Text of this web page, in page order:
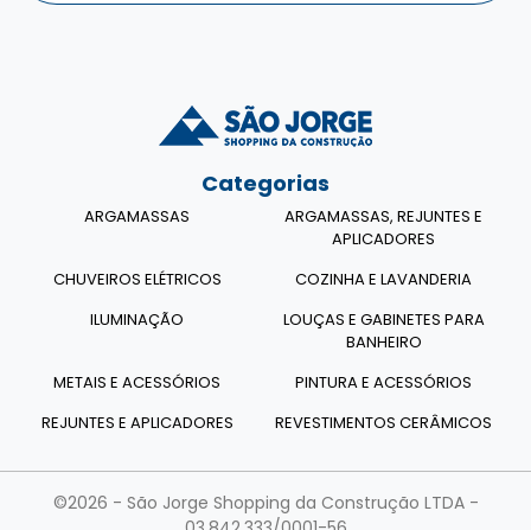
Categorias
ARGAMASSAS
ARGAMASSAS, REJUNTES E
APLICADORES
CHUVEIROS ELÉTRICOS
COZINHA E LAVANDERIA
ILUMINAÇÃO
LOUÇAS E GABINETES PARA
BANHEIRO
METAIS E ACESSÓRIOS
PINTURA E ACESSÓRIOS
REJUNTES E APLICADORES
REVESTIMENTOS CERÂMICOS
©2026 - São Jorge Shopping da Construção LTDA -